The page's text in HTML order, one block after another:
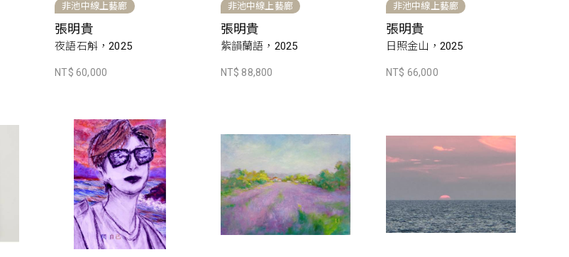
非池中線上藝廊
張明貴
夜語石斛，2025
NT$ 60,000
非池中線上藝廊
張明貴
紫韻蘭語，2025
NT$ 88,800
非池中線上藝廊
張明貴
日照金山，2025
NT$ 66,000